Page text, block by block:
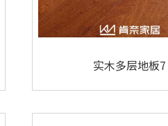
实木多层地板7